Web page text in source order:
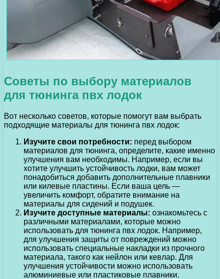
Советы по выбору материалов
для тюнинга пвх лодок
Вот несколько советов, которые помогут вам выбрать
подходящие материалы для тюнинга пвх лодок:
Изучите свои потребности: перед выбором
материалов для тюнинга, определите, какие именно
улучшения вам необходимы. Например, если вы
хотите улучшить устойчивость лодки, вам может
понадобиться добавить дополнительные плавники
или килевые пластины. Если ваша цель —
увеличить комфорт, обратите внимание на
материалы для сидений и подушек.
Изучите доступные материалы: ознакомьтесь с
различными материалами, которые можно
использовать для тюнинга пвх лодок. Например,
для улучшения защиты от повреждений можно
использовать специальные накладки из прочного
материала, такого как нейлон или кевлар. Для
улучшения устойчивости можно использовать
алюминиевые или пластиковые плавники.